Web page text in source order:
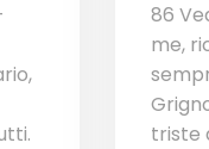
86
me,
triste